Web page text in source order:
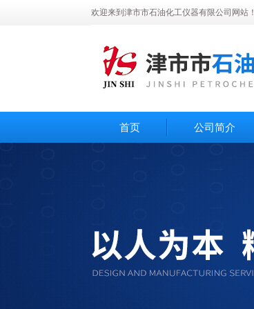
欢迎来到津市市石油化工仪器有限公司网站！
首页 公司简介